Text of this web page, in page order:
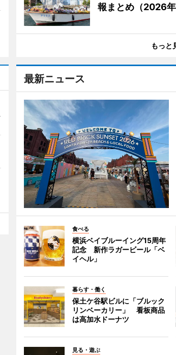
報まとめ（2026年
もっと
最新ニュース
食べる
横浜ベイブルーイング15周年
記念 新作ラガービール「ベ
イヘル」
暮らす・働く
保土ケ谷駅ビルに「ブルック
リンベーカリー」 看板商品
は高加水ドーナツ
見る・遊ぶ